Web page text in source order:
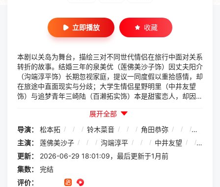
立即播放 收藏
本剧以关岛为舞台，描绘三对不同世代情侣在旅行中面对关系
转折的故事。结婚三年的泉美优（莲佛美沙子饰）因丈夫阳介
（沟端淳平饰）长期忽视家庭，提议一同度假以重拾感情，却
在旅途中直面现实与分歧；大学生情侣星野明里（中井友望
饰）与追梦青年三崎陆（百濑拓实饰）本是甜蜜恋人，却因一
妻子宽子（石野阳子饰）则在女儿独立后，重新审视彼此之间
的关系。三组男女在美丽海岛上追问“为何要在一起”，在心
动、困惑与告别中寻找各自的答案。
展开全部
导演：
松本拓 / / / 铃木菜音 / / / 角田恭弥 / / / 山村淳
主演：
莲佛美沙子 / / / 沟端淳平 / / / 中井友望 / /
更新：
2026-06-29 18:01:09，最后更新于1月前
集数：
完结
评价：